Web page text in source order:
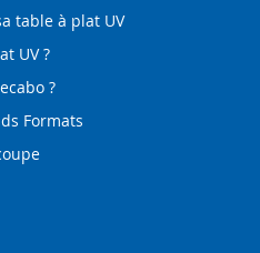
table à plat UV
UV ?
?
Formats